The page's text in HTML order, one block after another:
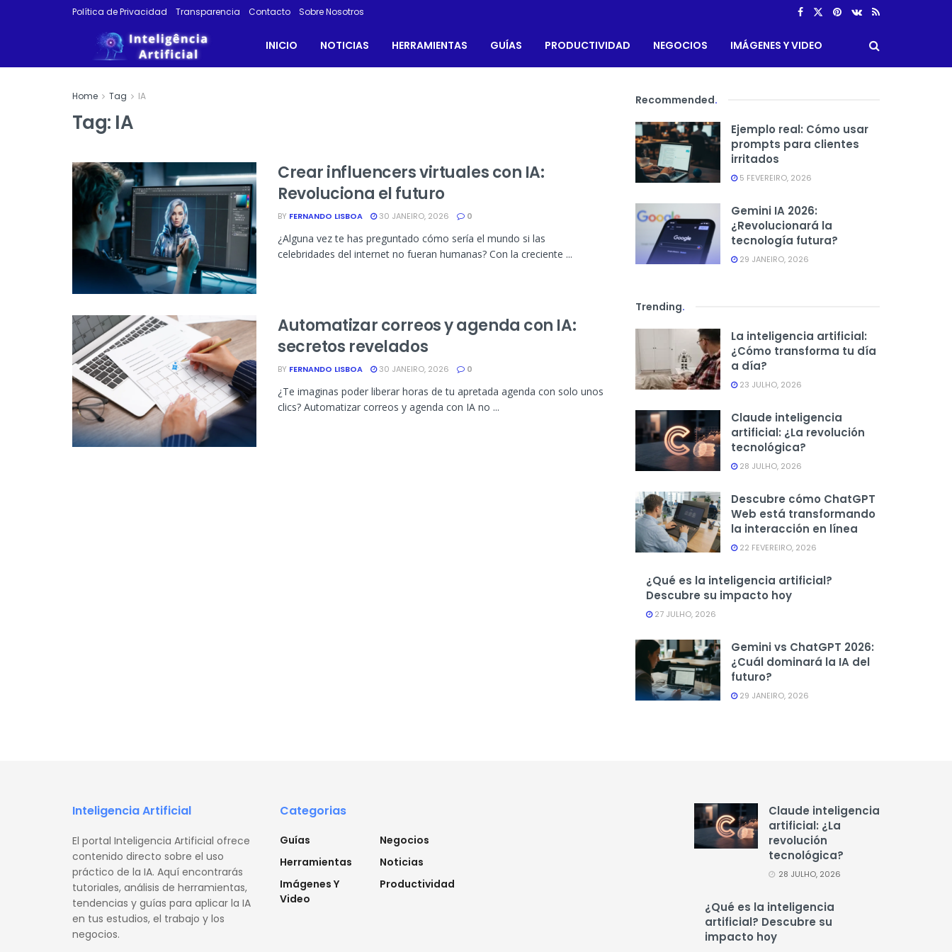
Política de Privacidad Transparencia Contacto Sobre Nosotros
INICIO NOTICIAS HERRAMIENTAS GUÍAS PRODUCTIVIDAD NEGOCIOS IMÁGENES Y VIDEO
Home Tag IA
Tag: IA
Crear influencers virtuales con IA:
Revoluciona el futuro
BY FERNANDO LISBOA 30 JANEIRO, 2026 0
¿Alguna vez te has preguntado cómo sería el mundo si las
celebridades del internet no fueran humanas? Con la creciente ...
Automatizar correos y agenda con IA:
secretos revelados
BY FERNANDO LISBOA 30 JANEIRO, 2026 0
¿Te imaginas poder liberar horas de tu apretada agenda con solo unos
clics? Automatizar correos y agenda con IA no ...
Recommended.
Ejemplo real: Cómo usar
prompts para clientes
irritados
5 FEVEREIRO, 2026
Gemini IA 2026:
¿Revolucionará la
tecnología futura?
29 JANEIRO, 2026
Trending.
La inteligencia artificial:
¿Cómo transforma tu día
a día?
23 JULHO, 2026
Claude inteligencia
artificial: ¿La revolución
tecnológica?
28 JULHO, 2026
Descubre cómo ChatGPT
Web está transformando
la interacción en línea
22 FEVEREIRO, 2026
¿Qué es la inteligencia artificial?
Descubre su impacto hoy
27 JULHO, 2026
Gemini vs ChatGPT 2026:
¿Cuál dominará la IA del
futuro?
29 JANEIRO, 2026
Inteligencia Artificial
El portal Inteligencia Artificial ofrece
contenido directo sobre el uso
práctico de la IA. Aquí encontrarás
tutoriales, análisis de herramientas,
tendencias y guías para aplicar la IA
en tus estudios, el trabajo y los
negocios.
Categorias
Guías
Herramientas
Imágenes Y
Video
Negocios
Noticias
Productividad
Claude inteligencia
artificial: ¿La
revolución
tecnológica?
28 JULHO, 2026
¿Qué es la inteligencia
artificial? Descubre su
impacto hoy